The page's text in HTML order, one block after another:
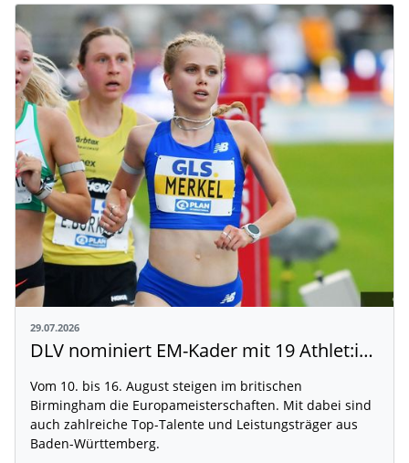
29.07.2026
DLV nominiert EM-Kader mit 19 Athlet:innen aus Baden-Württemberg
Vom 10. bis 16. August steigen im britischen
Birmingham die Europameisterschaften. Mit dabei sind
auch zahlreiche Top-Talente und Leistungsträger aus
Baden-Württemberg.